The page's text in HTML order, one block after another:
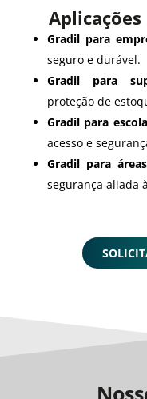
Gradil para
seguro e durável.
Gradil para
proteção de
Gradil para
acesso e
Gradil para
segurança aliada